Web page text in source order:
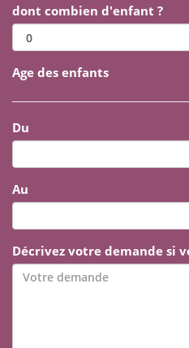
dont combien d'enfant ?
Age des enfants
Du
Au
Décrivez votre demande si